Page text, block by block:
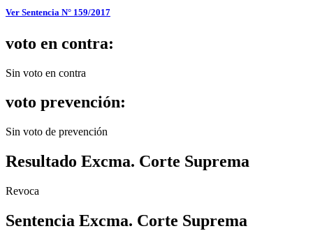
Ver Sentencia N° 159/2017
voto en contra:
Sin voto en contra
voto prevención:
Sin voto de prevención
Resultado Excma. Corte Suprema
Revoca
Sentencia Excma. Corte Suprema